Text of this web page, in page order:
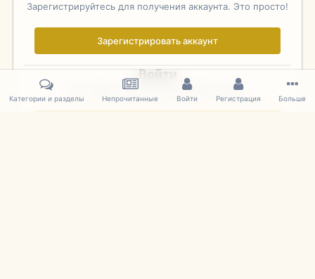
Зарегистрируйтесь для получения аккаунта. Это просто!
Зарегистрировать аккаунт
Войти
Уже зарегистрированы? Войдите здесь.
Категории и разделы Непрочитанные Войти Регистрация Больше